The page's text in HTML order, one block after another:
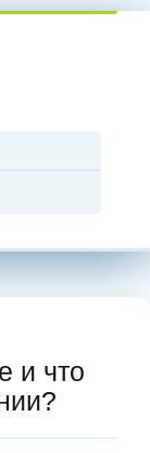
и что